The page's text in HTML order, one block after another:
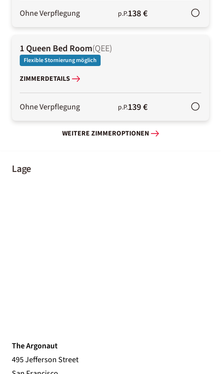
Ohne Verpflegung p.P.138 €
1 Queen Bed Room(QEE)
Flexible Stornierung möglich
ZIMMERDETAILS
Ohne Verpflegung p.P.139 €
WEITERE ZIMMEROPTIONEN
Lage
The Argonaut
495 Jefferson Street